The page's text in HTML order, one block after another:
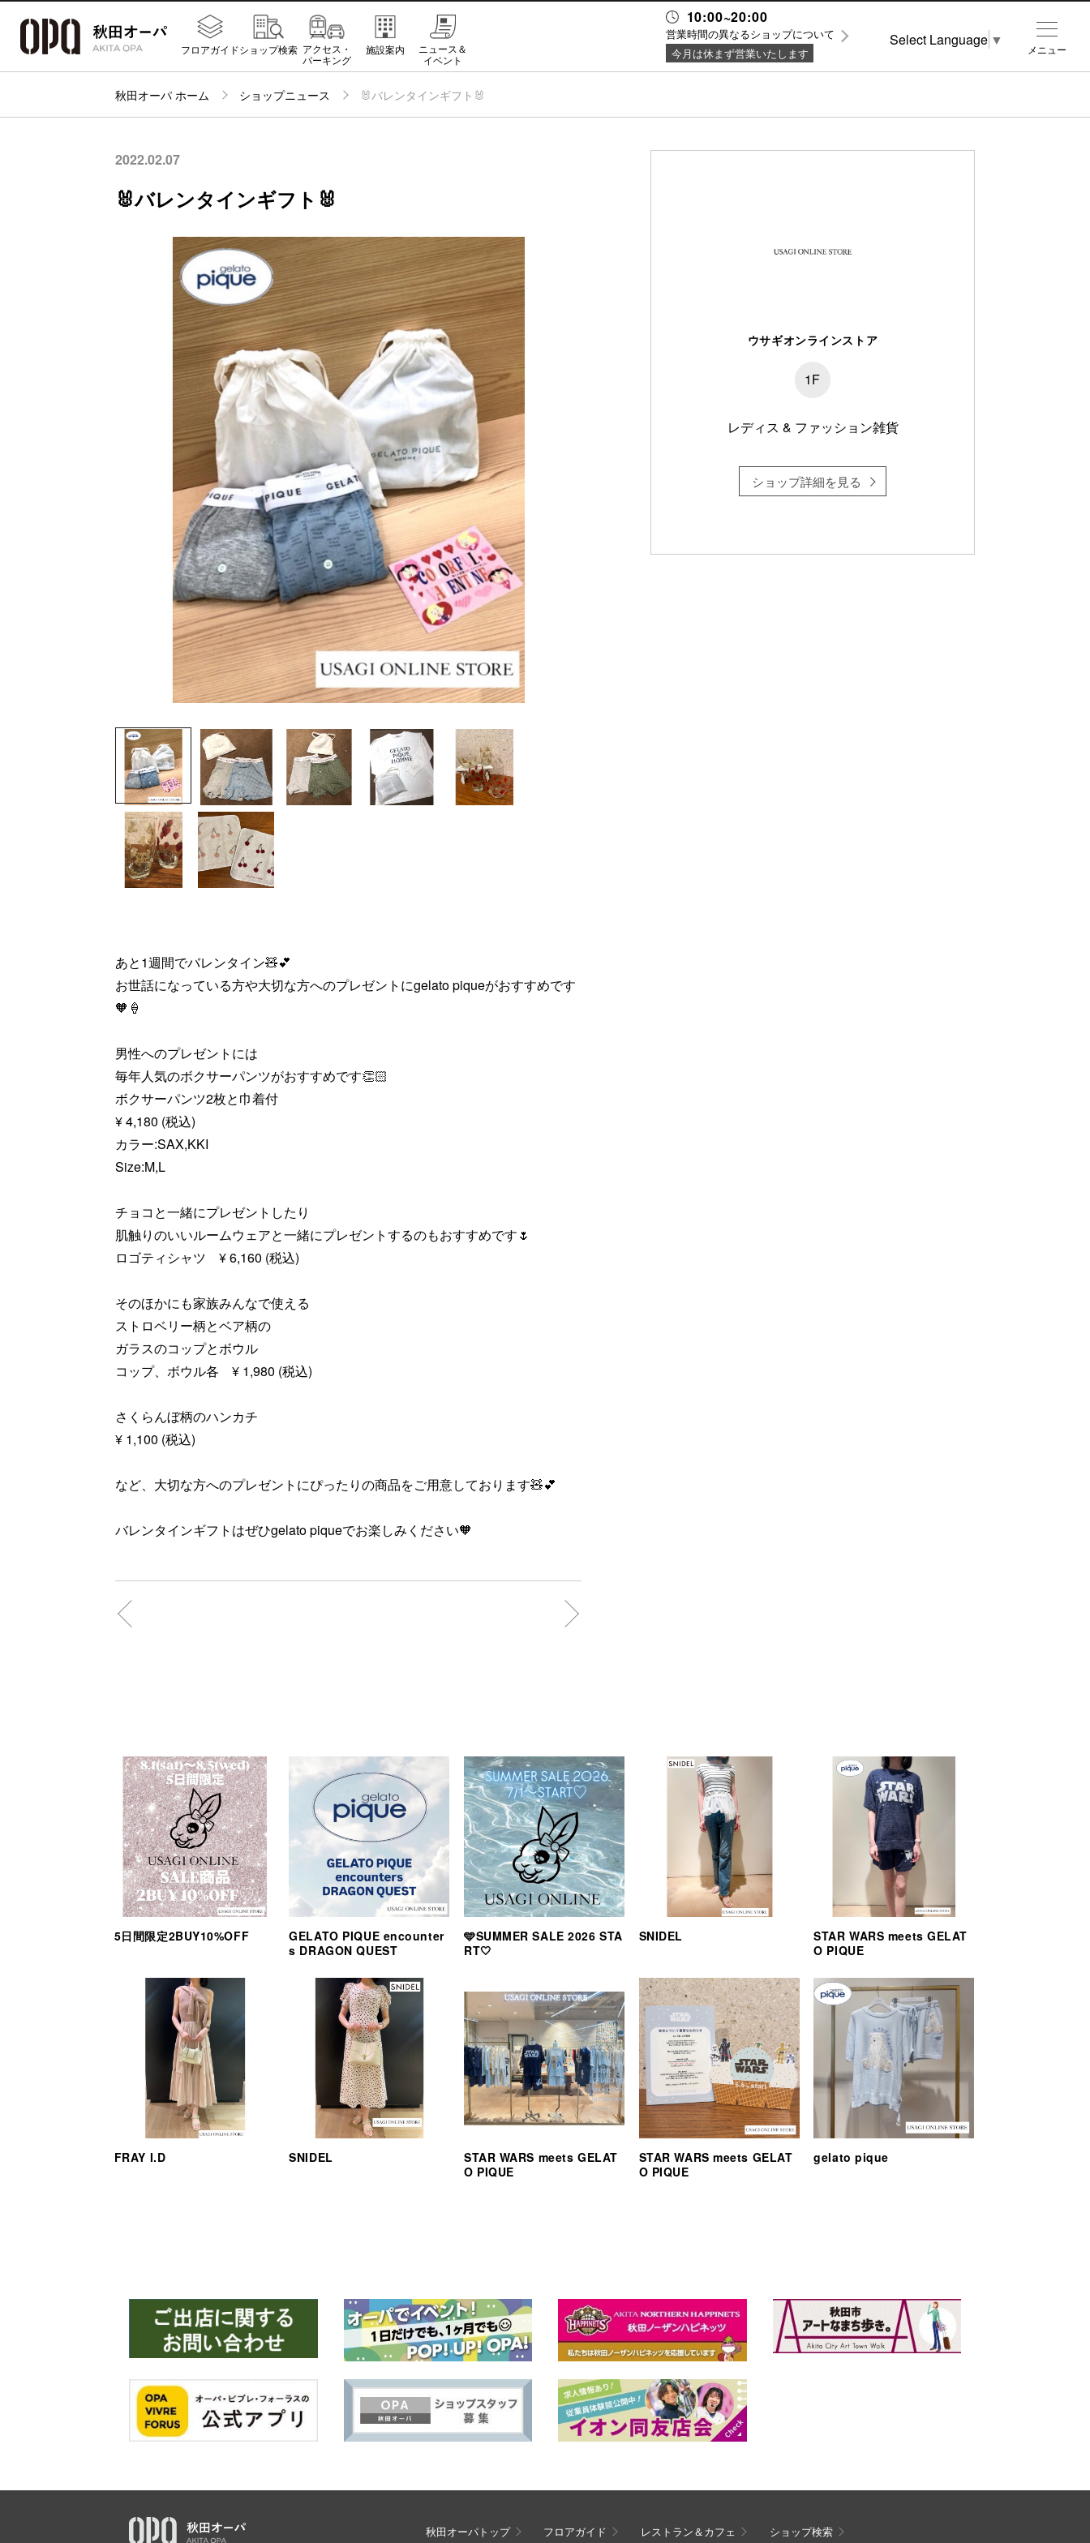
10:00~20:00
営業時間の異なるショップについて
今月は休まず営業いたします
フロアガイドショップ検索 アクセス・
パーキング
施設案内
ニュース＆
イベント
秋田オーパ ホーム ショップニュース 🐰バレンタインギフト🐰
2022.02.07
🐰バレンタインギフト🐰
あと1週間でバレンタイン🧸💕
お世話になっている方や大切な方へのプレゼントにgelato piqueがおすすめです
🧡🍦
男性へのプレゼントには
毎年人気のボクサーパンツがおすすめです👏🏻
ボクサーパンツ2枚と巾着付
¥ 4,180 (税込)
カラー:SAX,KKI
Size:M,L
チョコと一緒にプレゼントしたり
肌触りのいいルームウェアと一緒にプレゼントするのもおすすめです🌷
ロゴティシャツ ¥ 6,160 (税込)
そのほかにも家族みんなで使える
ストロベリー柄とベア柄の
ガラスのコップとボウル
コップ、ボウル各 ¥ 1,980 (税込)
さくらんぼ柄のハンカチ
¥ 1,100 (税込)
など、大切な方へのプレゼントにぴったりの商品をご用意しております🧸💕
バレンタインギフトはぜひgelato piqueでお楽しみください🧡
ウサギオンラインストア
1F
レディス & ファッション雑貨
ショップ詳細を見る
5日間限定2BUY10%OFF
GELATO PIQUE encounter
s DRAGON QUEST
🩵SUMMER SALE 2026 STA
RT🤍
SNIDEL
STAR WARS meets GELAT
O PIQUE
FRAY I.D SNIDEL
STAR WARS meets GELAT
O PIQUE
STAR WARS meets GELAT
O PIQUE
gelato pique
秋田オーパトップ フロアガイド レストラン＆カフェ ショップ検索
メニュー
Select Language ▼